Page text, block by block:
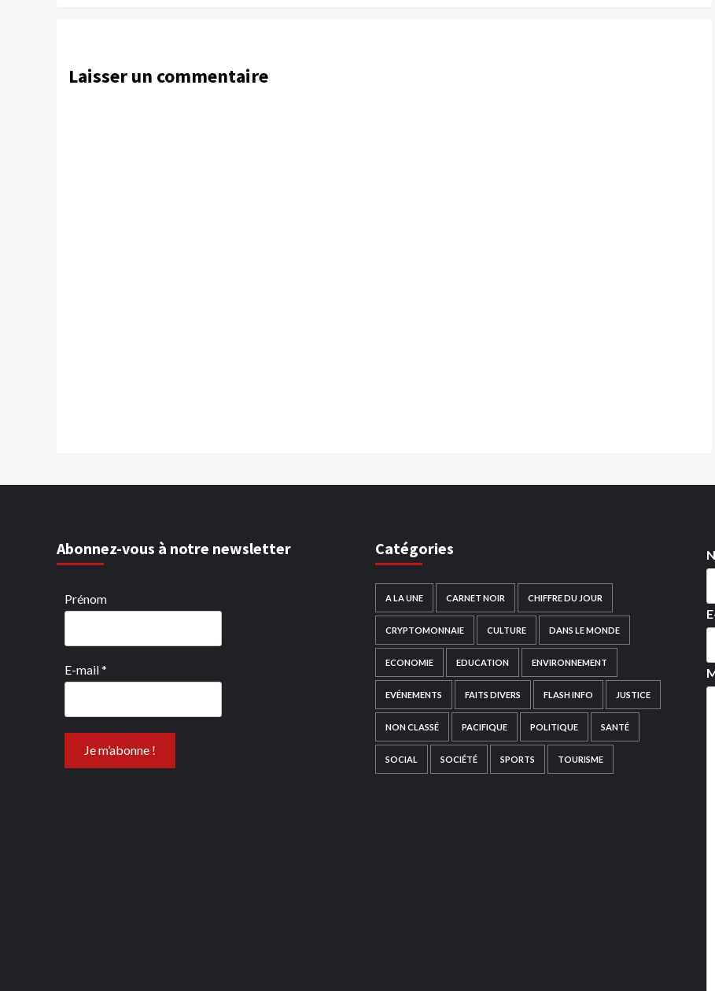
Laisser un commentaire
Abonnez-vous à notre newsletter
Prénom
E-mail*
Catégories
A LA UNE CARNET NOIR CHIFFRE DU JOUR
CRYPTOMONNAIE CULTURE DANS LE MONDE
ECONOMIE EDUCATION ENVIRONNEMENT
EVÉNEMENTS FAITS DIVERS FLASH INFO JUSTICE
NON CLASSÉ PACIFIQUE POLITIQUE SANTÉ
SOCIAL SOCIÉTÉ SPORTS TOURISME